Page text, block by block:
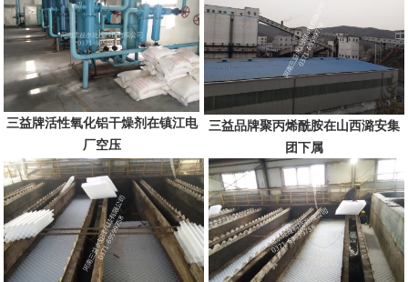
三益牌活性氧化铝干燥剂在镇江电
厂空压
三益品牌聚丙烯酰胺在山西潞安集
团下属